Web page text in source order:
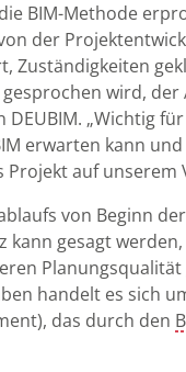
BIM-Methode
der
Zuständigkeiten
wird,
„Wichtig
erwarten kann
Projekt auf unserem
von Beginn
gesagt
handelt es sich
das durch den